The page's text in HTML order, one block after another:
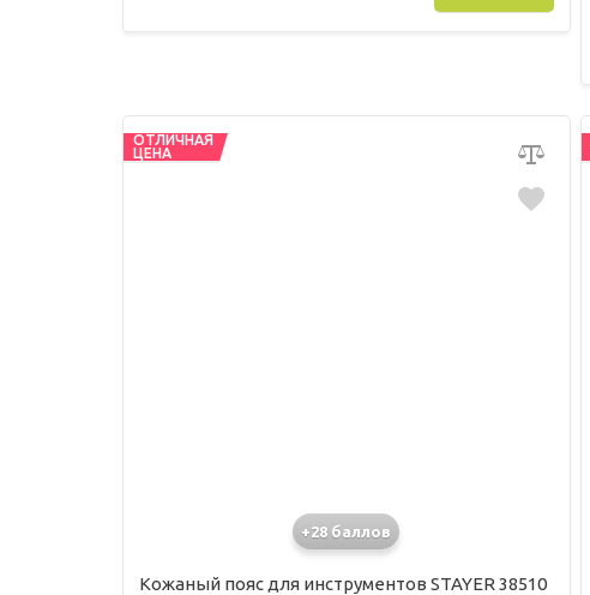
ОТЛИЧНАЯ
ЦЕНА
+28 баллов
Кожаный пояс для инструментов STAYER 38510